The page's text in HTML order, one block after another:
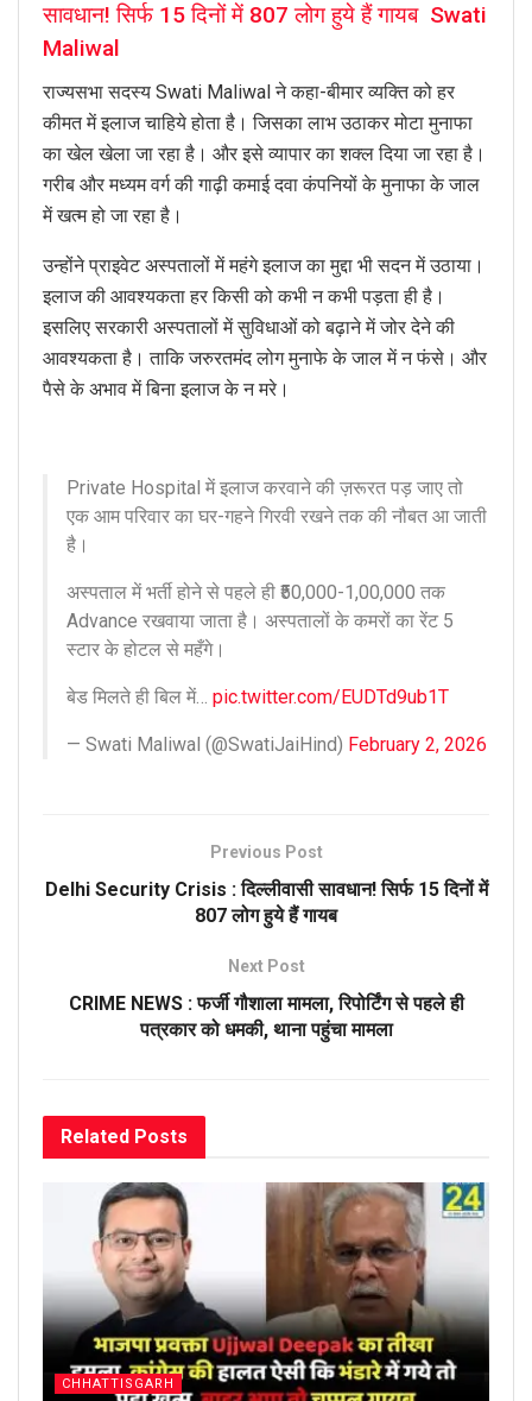
सावधान! सिर्फ 15 दिनों में 807 लोग हुये हैं गायब Swati
Maliwal
राज्यसभा सदस्य Swati Maliwal ने कहा-बीमार व्यक्ति को हर
कीमत में इलाज चाहिये होता है। जिसका लाभ उठाकर मोटा मुनाफा
का खेल खेला जा रहा है। और इसे व्यापार का शक्ल दिया जा रहा है।
गरीब और मध्यम वर्ग की गाढ़ी कमाई दवा कंपनियों के मुनाफा के जाल
में खत्म हो जा रहा है।
उन्होंने प्राइवेट अस्पतालों में महंगे इलाज का मुद्दा भी सदन में उठाया।
इलाज की आवश्यकता हर किसी को कभी न कभी पड़ता ही है।
इसलिए सरकारी अस्पतालों में सुविधाओं को बढ़ाने में जोर देने की
आवश्यकता है। ताकि जरुरतमंद लोग मुनाफे के जाल में न फंसे। और
पैसे के अभाव में बिना इलाज के न मरे।
Private Hospital में इलाज करवाने की ज़रूरत पड़ जाए तो
एक आम परिवार का घर-गहने गिरवी रखने तक की नौबत आ जाती
है।
अस्पताल में भर्ती होने से पहले ही ₹50,000-1,00,000 तक
Advance रखवाया जाता है। अस्पतालों के कमरों का रेंट 5
स्टार के होटल से महँगे।
बेड मिलते ही बिल में… pic.twitter.com/EUDTd9ub1T
— Swati Maliwal (@SwatiJaiHind) February 2, 2026
Previous Post
Delhi Security Crisis : दिल्लीवासी सावधान! सिर्फ 15 दिनों में
807 लोग हुये हैं गायब
Next Post
CRIME NEWS : फर्जी गौशाला मामला, रिपोर्टिंग से पहले ही
पत्रकार को धमकी, थाना पहुंचा मामला
Related Posts
CHHATTISGARH